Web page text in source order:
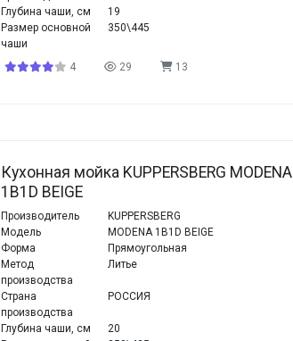
Глубина чаши, см
19
Размер основной
чаши
350\445
4 29 13
Кухонная мойка KUPPERSBERG MODENA
1B1D BEIGE
Производитель
KUPPERSBERG
Модель
MODENA 1B1D BEIGE
Форма
Прямоугольная
Метод
производства
Литье
Страна
производства
РОССИЯ
Глубина чаши, см
20